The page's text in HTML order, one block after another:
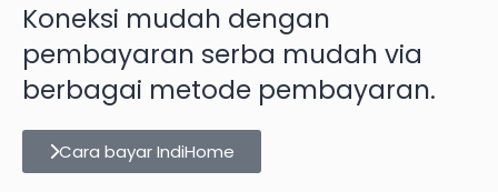
Koneksi mudah dengan
pembayaran serba mudah via
berbagai metode pembayaran.
Cara bayar IndiHome